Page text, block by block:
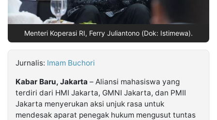
Menteri Koperasi RI, Ferry Juliantono (Dok: Istimewa).
Jurnalis: Imam Buchori
Kabar Baru, Jakarta – Aliansi mahasiswa yang
terdiri dari HMI Jakarta, GMNI Jakarta, dan PMII
Jakarta menyerukan aksi unjuk rasa untuk
mendesak aparat penegak hukum mengusut tuntas